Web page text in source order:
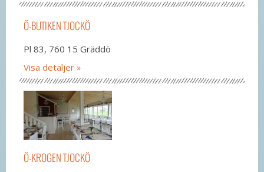
Ö-BUTIKEN TJOCKÖ
Pl 83, 760 15 Gräddö
Visa detaljer
Ö-KROGEN TJOCKÖ